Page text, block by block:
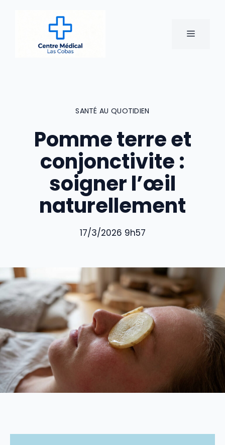
MENU
SANTÉ AU QUOTIDIEN
Pomme terre et
conjonctivite :
soigner l’œil
naturellement
17/3/2026 9h57